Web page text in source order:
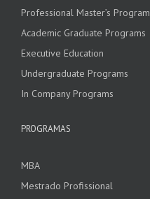
Professional Master’s Program
Academic Graduate Programs
Executive Education
Undergraduate Programs
In Company Programs
PROGRAMAS
MBA
Mestrado Profissional